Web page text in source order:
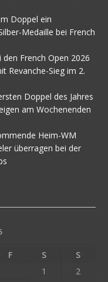
Doppel ein
Medaille bei French
French Open 2026
Revanche-Sieg im 2.
Doppel des Jahres
am Wochenenden
Heim-WM
überragen bei der
F S
S
1
2